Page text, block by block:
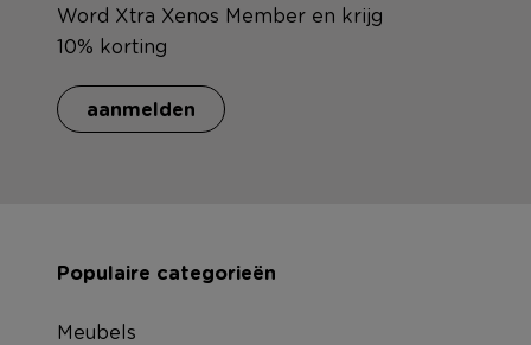
Word Xtra Xenos Member en krijg
10% korting
aanmelden
Populaire categorieën
Meubels